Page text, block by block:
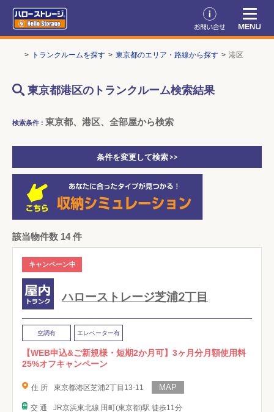
トランクルームを探す 東京都のエリア・路線から探す 港区
東京都港区のトランクルーム検索結果
検索条件 : 東京都、港区、全部屋から検索
条件を変更して検索 >>
該当物件数 14 件
キャンペーン中
ハローストレージ芝浦2丁目
空調有 エレベーター有
【WEB申込&ご新規様・短期2か月可】3ヶ月分月額使用料
25%オフキャンペーン
住 所 東京都港区芝浦2丁目13-11
交 通 JR京浜東北線 田町(東京都)駅 徒歩11分